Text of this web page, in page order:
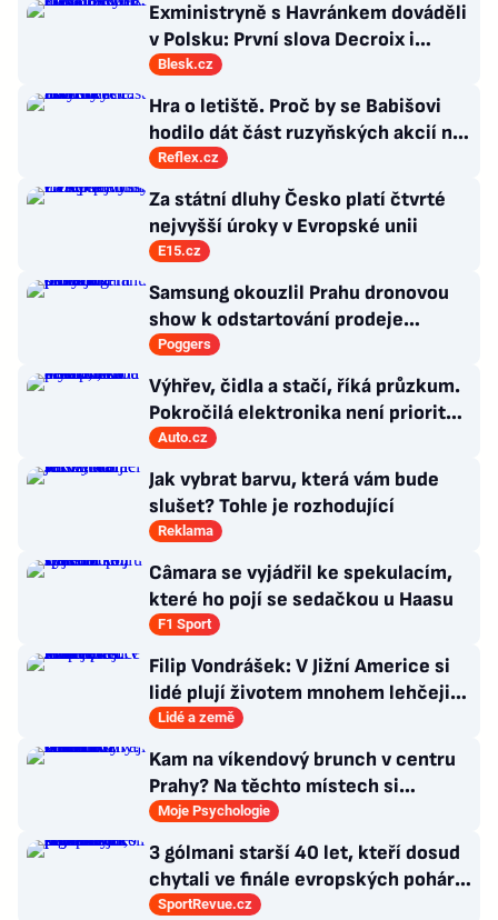
Exministryně s Havránkem dováděli
v Polsku: První slova Decroix i
Havránkové!
Blesk.cz
Hra o letiště. Proč by se Babišovi
hodilo dát část ruzyňských akcií na
burzu?
Reflex.cz
Za státní dluhy Česko platí čtvrté
nejvyšší úroky v Evropské unii
E15.cz
Samsung okouzlil Prahu dronovou
show k odstartování prodeje
nových produktů
Poggers
Výhřev, čidla a stačí, říká průzkum.
Pokročilá elektronika není prioritou
zákazníků
Auto.cz
Jak vybrat barvu, která vám bude
slušet? Tohle je rozhodující
Reklama
Câmara se vyjádřil ke spekulacím,
které ho pojí se sedačkou u Haasu
F1 Sport
Filip Vondrášek: V Jižní Americe si
lidé plují životem mnohem lehčeji,
věci tolik neřeší
Lidé a země
Kam na víkendový brunch v centru
Prahy? Na těchto místech si
dlouhou snídani užívají i místní
Moje Psychologie
3 gólmani starší 40 let, kteří dosud
chytali ve finále evropských pohárů.
Všichni odešli ze hřiště jako
SportRevue.cz